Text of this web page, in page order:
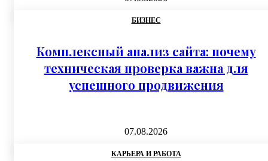
БИЗНЕС
Комплексный анализ сайта: почему
техническая проверка важна для
успешного продвижения
07.08.2026
КАРЬЕРА И РАБОТА